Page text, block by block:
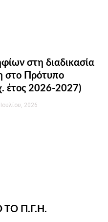
στη διαδικασία
στο Πρότυπο
έτος 2026-2027)
2026
ΤΟ Π.Γ.Η.